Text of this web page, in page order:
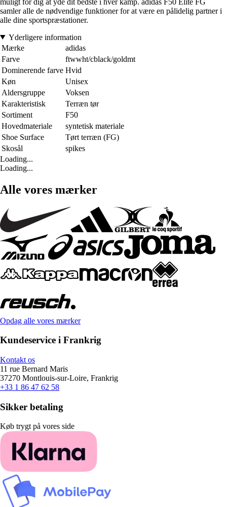
samler alle de nødvendige funktioner for at være en pålidelig partner i
alle dine sportspræstationer.
Yderligere information
Mærke
adidas
Farve
ftwwht/cblack/goldmt
Dominerende farve Hvid
Køn
Unisex
Aldersgruppe
Voksen
Karakteristisk
Terræn tør
Sortiment
F50
Hovedmateriale
syntetisk materiale
Shoe Surface
Tørt terræn (FG)
Skosål
spikes
Loading...
Loading...
Alle vores mærker
Opdag alle vores mærker
Kundeservice i Frankrig
Kontakt os
11 rue Bernard Maris
37270 Montlouis-sur-Loire, Frankrig
+33 1 86 47 62 58
Sikker betaling
Køb trygt på vores side